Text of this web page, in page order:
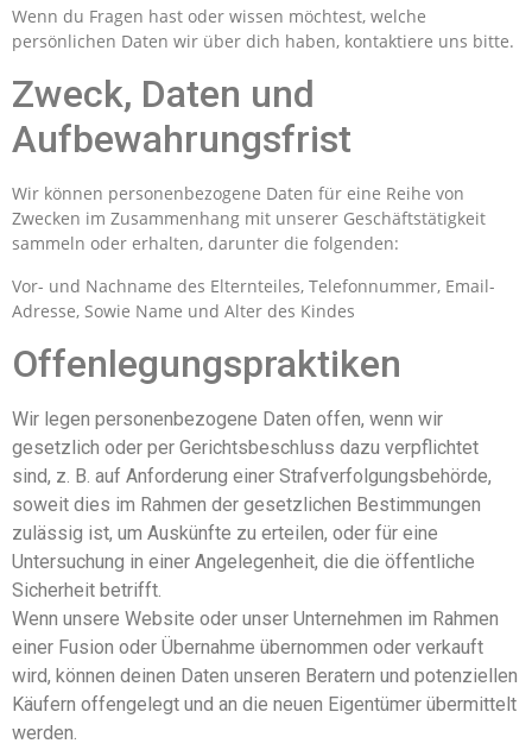
Wenn du Fragen hast oder wissen möchtest, welche
persönlichen Daten wir über dich haben, kontaktiere uns bitte.
Zweck, Daten und
Aufbewahrungsfrist
Wir können personenbezogene Daten für eine Reihe von
Zwecken im Zusammenhang mit unserer Geschäftstätigkeit
sammeln oder erhalten, darunter die folgenden:
Vor- und Nachname des Elternteiles, Telefonnummer, Email-
Adresse, Sowie Name und Alter des Kindes
Offenlegungspraktiken
Wir legen personenbezogene Daten offen, wenn wir
gesetzlich oder per Gerichtsbeschluss dazu verpflichtet
sind, z. B. auf Anforderung einer Strafverfolgungsbehörde,
soweit dies im Rahmen der gesetzlichen Bestimmungen
zulässig ist, um Auskünfte zu erteilen, oder für eine
Untersuchung in einer Angelegenheit, die die öffentliche
Sicherheit betrifft.
Wenn unsere Website oder unser Unternehmen im Rahmen
einer Fusion oder Übernahme übernommen oder verkauft
wird, können deinen Daten unseren Beratern und potenziellen
Käufern offengelegt und an die neuen Eigentümer übermittelt
werden.